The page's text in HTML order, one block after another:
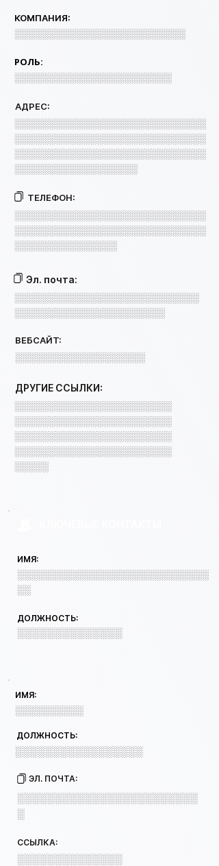
КОМПАНИЯ:
░░░░░░░░░░░░░░░░░░░░░░░░░
РОЛЬ:
░░░░░░░░░░░░░░░░░░░░░░░
АДРЕС:
░░░░░░░░░░░░░░░░░░░░░░░░░░░░
░░░░░░░░░░░░░░░░░░░░░░░░░░░░
░░░░░░░░░░░░░░░░░░░░░░░░░░░░
░░░░░░░░░░░░░░░░░░
ТЕЛЕФОН:
░░░░░░░░░░░░░░░░░░░░░░░░░░░░
░░░░░░░░░░░░░░░░░░░░░░░░░░░░
░░░░░░░░░░░░░░░
Эл. почта:
░░░░░░░░░░░░░░░░░░░░░░░░░░░
░░░░░░░░░░░░░░░░░░░░░░
ВЕБСАЙТ:
░░░░░░░░░░░░░░░░░░░
ДРУГИЕ ССЫЛКИ:
░░░░░░░░░░░░░░░░░░░░░░░
░░░░░░░░░░░░░░░░░░░░░░░
░░░░░░░░░░░░░░░░░░░░░░░
░░░░░░░░░░░░░░░░░░░░░░░
░░░░░
ИМЯ:
░░░░░░░░░░░░░░░░░░░░░░░░░░░░
░░
ДОЛЖНОСТЬ:
░░░░░░░░░░░░░░
ИМЯ:
░░░░░░░░░░
ДОЛЖНОСТЬ:
░░░░░░░░░░░░░░░░░
ЭЛ. ПОЧТА:
░░░░░░░░░░░░░░░░░░░░░░░░
░
ССЫЛКА:
░░░░░░░░░░░░░░